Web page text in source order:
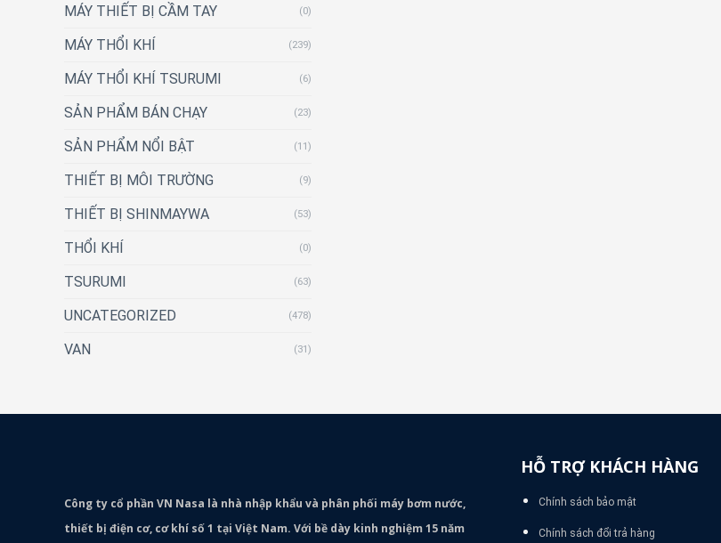
MÁY THIẾT BỊ CẦM TAY (0)
MÁY THỔI KHÍ (239)
MÁY THỔI KHÍ TSURUMI (6)
SẢN PHẨM BÁN CHẠY (23)
SẢN PHẨM NỔI BẬT (11)
THIẾT BỊ MÔI TRƯỜNG (9)
THIẾT BỊ SHINMAYWA (53)
THỔI KHÍ (0)
TSURUMI (63)
UNCATEGORIZED (478)
VAN (31)
Công ty cổ phần VN Nasa là nhà nhập khẩu và phân phối máy bơm nước,
thiết bị điện cơ, cơ khí số 1 tại Việt Nam. Với bề dày kinh nghiệm 15 năm
HỖ TRỢ KHÁCH HÀNG
Chính sách bảo mật
Chính sách đổi trả hàng